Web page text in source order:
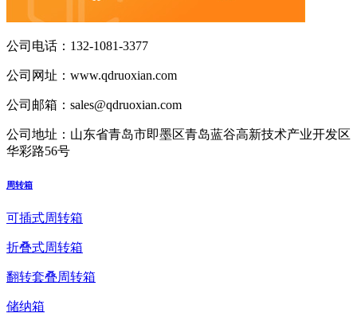
公司电话： 132-1081-3377
公司网址： www.qdruoxian.com
公司邮箱： sales@qdruoxian.com
公司地址： 山东省青岛市即墨区青岛蓝谷高新技术产业开发区
华彩路56号
周转箱
可插式周转箱
折叠式周转箱
翻转套叠周转箱
储纳箱